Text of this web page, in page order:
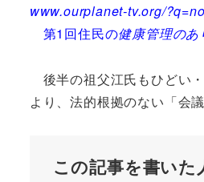
www.ourplanet-tv.org/
第1回住民の健康管理の
後半の祖父江氏もひどい
より、法的根拠のない「会
この記事を書いた